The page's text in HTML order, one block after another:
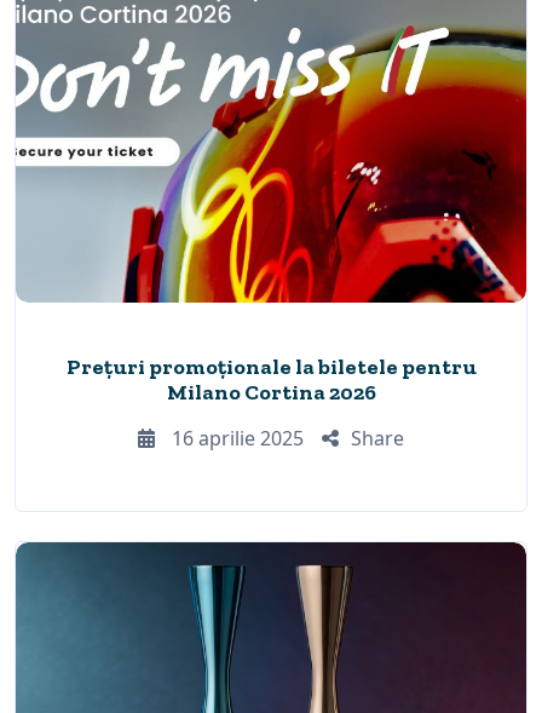
Prețuri promoționale la biletele pentru
Milano Cortina 2026
16 aprilie 2025
Share